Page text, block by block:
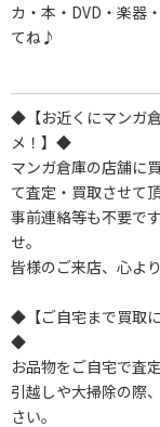
カ・本・DVD・楽器
てね♪
◆【お近くにマンガ
メ！】◆
マンガ倉庫の店舗に
て査定・買取させて頂
事前連絡等も不要で
せ。
皆様のご来店、心よ
◆【ご自宅まで買取
◆
お品物をご自宅で査
引越しや大掃除の際
さい。